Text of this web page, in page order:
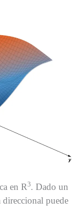
en R3. Dado un
puede